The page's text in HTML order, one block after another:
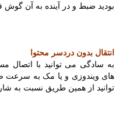
بودید ضبط و در آینده به آن گوش
انتقال بدون دردسر محتوا
های ویندوزی و یا مک به سرعت
توانید از همین طریق نسبت به